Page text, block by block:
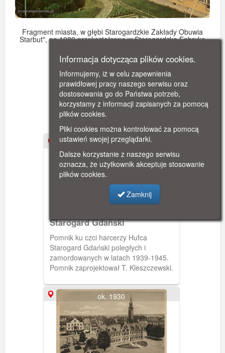
Fragment miasta, w głębi Starogardzkie Zakłady Obuwia
Starbut", po 1989 przekształcone w Starogardzką Fabrykę
Obraz pochodzi z1975-08-14.
Zobacz więcej
Podobne zasoby:
1972
Starogard Gdański
Pomnik ku czci harcerzy Hufca
Starogard Gdański poległych i
zamordowanych w latach 1939-1945.
Pomnik zaprojektował T. Kleszczewski.
ok. 1930
Informacja dotycząca plików cookies.
Informujemy, iż w celu zapewnienia
prawidłowej pracy naszego serwisu oraz
dostosowania go do Państwa potrzeb,
korzystamy z informacji zapisanych za pomocą
plików cookies.
Pliki cookies można kontrolować za pomocą
ustawień swojej przeglądarki.
Dalsze korzystanie z naszego serwisu
oznacza, że użytkownik akceptuje stosowanie
plików cookies.
Zamknij